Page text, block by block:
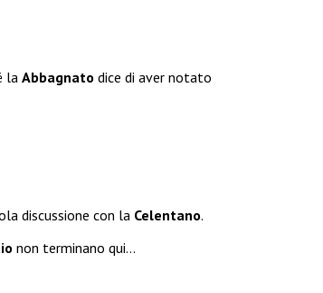
la Abbagnato dice di aver notato
discussione con la Celentano.
non terminano qui…